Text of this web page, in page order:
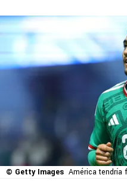
© Getty Images América tendría